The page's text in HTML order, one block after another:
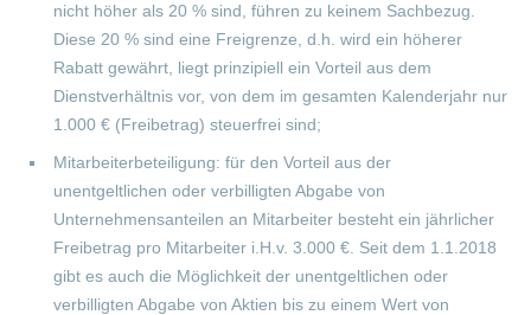
nicht höher als 20 % sind, führen zu keinem Sachbezug.
Diese 20 % sind eine Freigrenze, d.h. wird ein höherer
Rabatt gewährt, liegt prinzipiell ein Vorteil aus dem
Dienstverhältnis vor, von dem im gesamten Kalenderjahr nur
1.000 € (Freibetrag) steuerfrei sind;
Mitarbeiterbeteiligung: für den Vorteil aus der
unentgeltlichen oder verbilligten Abgabe von
Unternehmensanteilen an Mitarbeiter besteht ein jährlicher
Freibetrag pro Mitarbeiter i.H.v. 3.000 €. Seit dem 1.1.2018
gibt es auch die Möglichkeit der unentgeltlichen oder
verbilligten Abgabe von Aktien bis zu einem Wert von